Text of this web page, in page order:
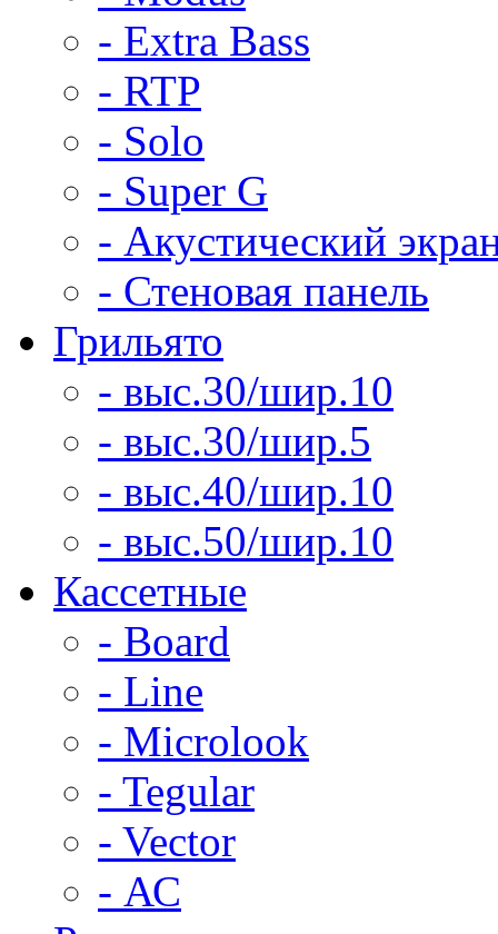
- Extra Bass
- RTP
- Solo
- Super G
- Акустический
- Стеновая панель
Грильято
- выс.30/шир.10
- выс.30/шир.5
- выс.40/шир.10
- выс.50/шир.10
Кассетные
- Board
- Line
- Microlook
- Tegular
- Vector
- АС